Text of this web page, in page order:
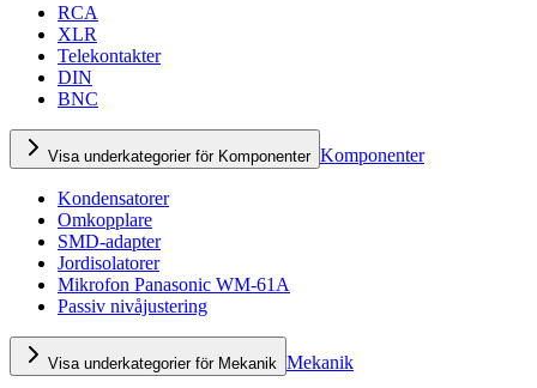
RCA
XLR
Telekontakter
DIN
BNC
Visa underkategorier för Komponenter Komponenter
Kondensatorer
Omkopplare
SMD-adapter
Jordisolatorer
Mikrofon Panasonic WM-61A
Passiv nivåjustering
Visa underkategorier för Mekanik Mekanik